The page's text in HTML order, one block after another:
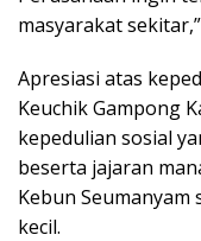
masyarakat
Apresiasi atas
Keuchik Gampong
kepedulian sosial
beserta jajaran
Kebun
kecil.